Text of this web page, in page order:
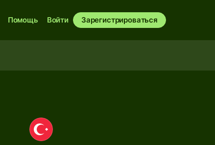
Помощь Войти Зарегистрироваться